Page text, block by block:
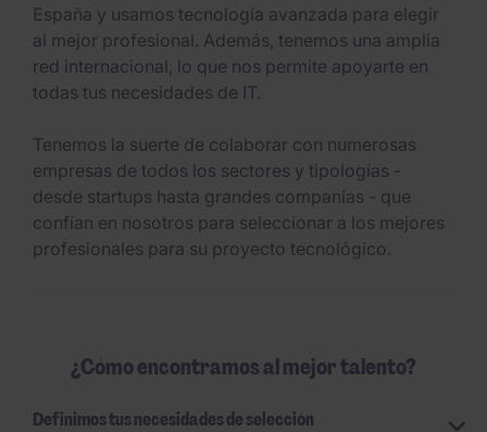
España y usamos tecnología avanzada para elegir
al mejor profesional. Además, tenemos una amplia
red internacional, lo que nos permite apoyarte en
todas tus necesidades de IT.
Tenemos la suerte de colaborar con numerosas
empresas de todos los sectores y tipologías -
desde startups hasta grandes companías - que
confían en nosotros para seleccionar a los mejores
profesionales para su proyecto tecnológico.
¿Cómo encontramos al mejor talento?
Definimos tus necesidades de selección